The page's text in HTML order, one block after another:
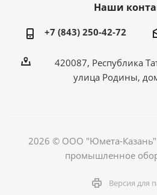
Наши
+7 (843) 250-42-72
420087, Республика
улица Родины,
2026 © ООО "Юмета-Казань"
промышленное
Версия для